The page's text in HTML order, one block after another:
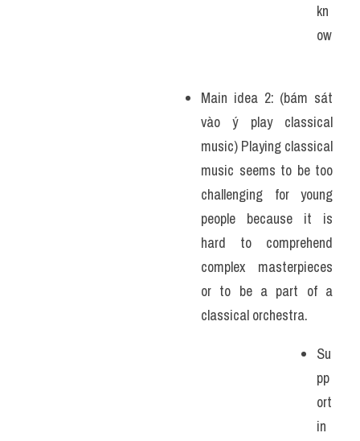
kn
ow
Main idea 2: (bám sát
vào ý play classical
music) Playing classical
music seems to be too
challenging for young
people because it is
hard to comprehend
complex masterpieces
or to be a part of a
classical orchestra.
Su
pp
ort
in